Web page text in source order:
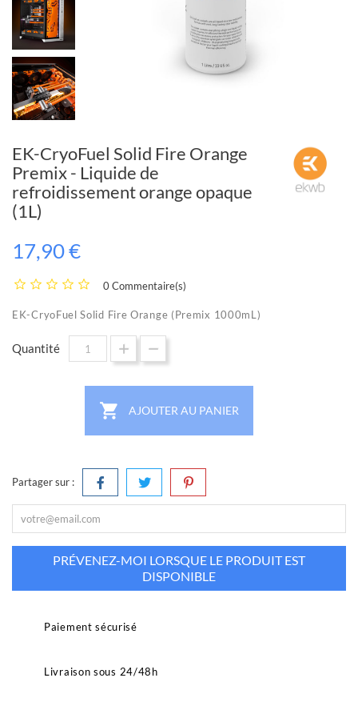
EK-CryoFuel Solid Fire Orange
Premix - Liquide de
refroidissement orange opaque
(1L)
17,90 €
0 Commentaire(s)
EK-CryoFuel Solid Fire Orange (Premix 1000mL)
Quantité
 AJOUTER AU PANIER
Partager sur :
PRÉVENEZ-MOI LORSQUE LE PRODUIT EST
DISPONIBLE
Paiement sécurisé
Livraison sous 24/48h